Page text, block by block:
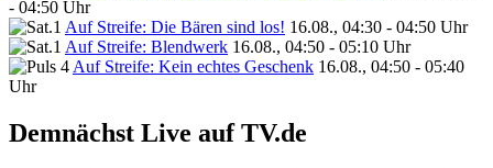
- 04:50 Uhr
Auf Streife: Die Bären sind los! 16.08., 04:30 - 04:50 Uhr
Auf Streife: Blendwerk 16.08., 04:50 - 05:10 Uhr
Auf Streife: Kein echtes Geschenk 16.08., 04:50 - 05:40
Uhr
Demnächst Live auf TV.de